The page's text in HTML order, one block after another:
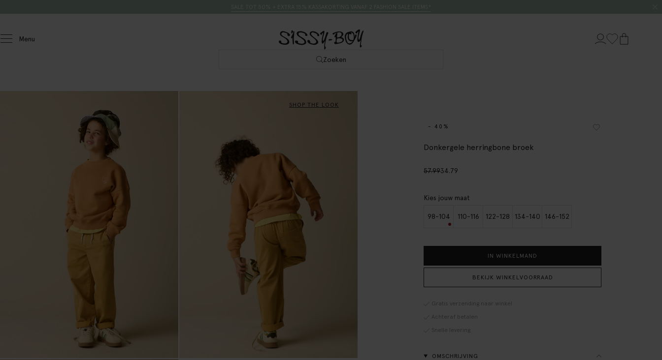
Menu
Zoeken
SHOP THE LOOK
- 40%
Donkergele herringbone broek
57.9934.79
Kies jouw maat
98-104 110-116 122-128 134-140 146-152
IN WINKELMAND
BEKIJK WINKELVOORRAAD
Gratis verzending naar winkel
Achteraf betalen
Snelle levering
OMSCHRIJVING